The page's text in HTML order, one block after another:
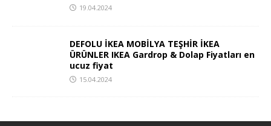
19.04.2024
U İKEA
ER IKEA